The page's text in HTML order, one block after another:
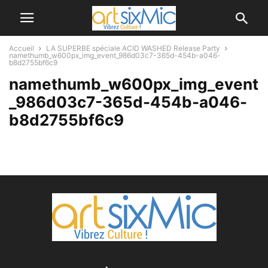
Accueil
LA SUPERBE spéciale ACID WASHED Release Party
namethumb_w600px_img_event_986d03c7-365d-454b-a046-
b8d2755bf6c9
namethumb_w600px_img_event
_986d03c7-365d-454b-a046-
b8d2755bf6c9